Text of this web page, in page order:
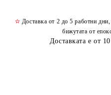
✫ Доставка от 2 до 5 работни
бижутата от
Доставката е от